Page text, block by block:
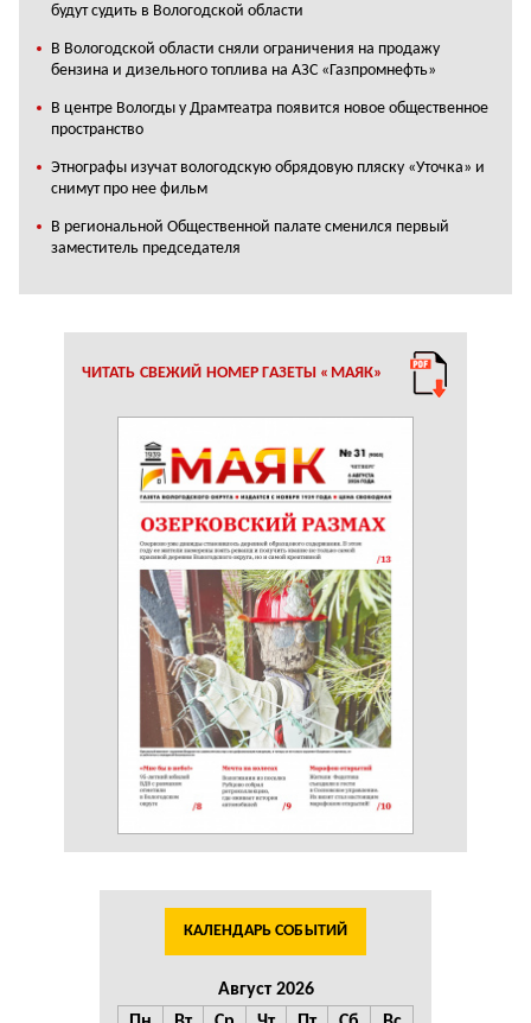
будут судить в Вологодской области
В Вологодской области сняли ограничения на продажу
бензина и дизельного топлива на АЗС «Газпромнефть»
В центре Вологды у Драмтеатра появится новое общественное
пространство
Этнографы изучат вологодскую обрядовую пляску «Уточка» и
снимут про нее фильм
В региональной Общественной палате сменился первый
заместитель председателя
ЧИТАТЬ СВЕЖИЙ НОМЕР ГАЗЕТЫ «МАЯК»
КАЛЕНДАРЬ СОБЫТИЙ
Август 2026